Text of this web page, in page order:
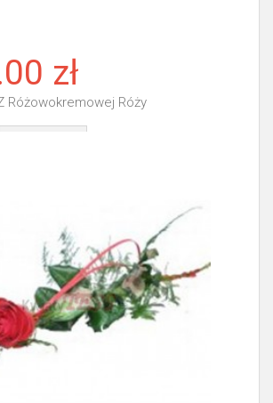
zł
Różowokremowej Róży